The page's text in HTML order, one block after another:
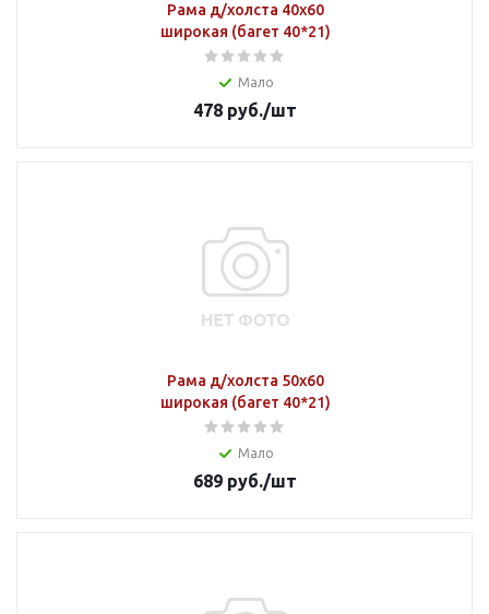
Рама д/холста 40х60
широкая (багет 40*21)
Мало
478 руб./шт
Рама д/холста 50х60
широкая (багет 40*21)
Мало
689 руб./шт